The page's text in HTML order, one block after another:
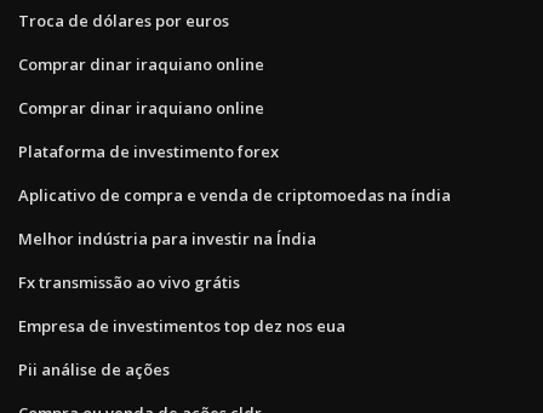
Troca de dólares por euros
Comprar dinar iraquiano online
Comprar dinar iraquiano online
Plataforma de investimento forex
Aplicativo de compra e venda de criptomoedas na índia
Melhor indústria para investir na Índia
Fx transmissão ao vivo grátis
Empresa de investimentos top dez nos eua
Pii análise de ações